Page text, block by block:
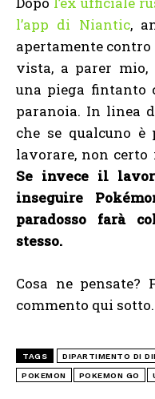
l’app di Niantic,
apertamente
vista, a parer
una piega fintanto
paranoia. In linea
che se qualcuno è
lavorare, non
Se invece il
inseguire
paradosso farà
stesso.
Cosa ne pensate?
commento qui sotto.
TAGS DIPARTIMENTO DI
POKEMON POKEMON GO